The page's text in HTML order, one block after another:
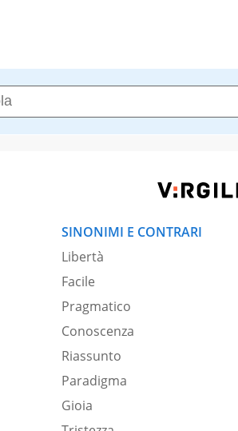
SINONIMI E CONTRARI
Libertà
Facile
Pragmatico
Conoscenza
Riassunto
Paradigma
Gioia